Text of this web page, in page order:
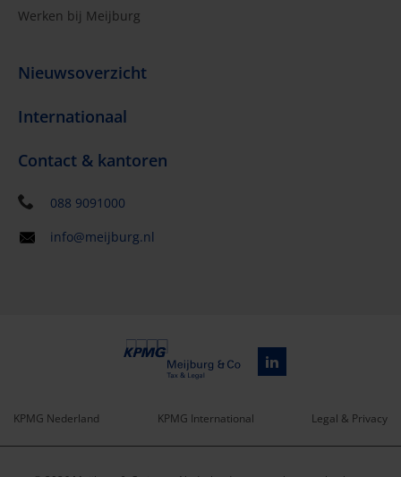
Werken bij Meijburg
Nieuwsoverzicht
Internationaal
Contact & kantoren
088 9091000
info@meijburg.nl
Service
KPMG Nederland KPMG International Legal & Privacy